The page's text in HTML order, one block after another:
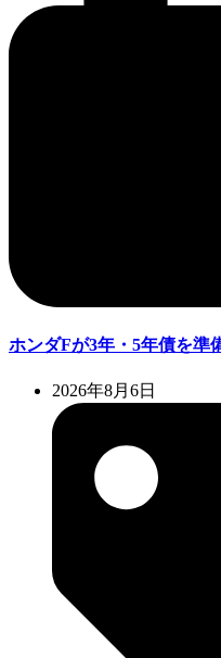
ホンダFが3年・5年債を準
2026年8月6日